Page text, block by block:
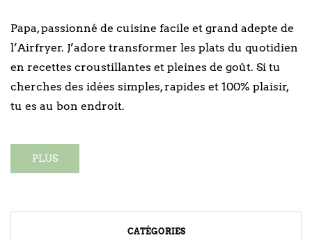
Papa, passionné de cuisine facile et grand adepte de
l’Airfryer. J’adore transformer les plats du quotidien
en recettes croustillantes et pleines de goût. Si tu
cherches des idées simples, rapides et 100% plaisir,
tu es au bon endroit.
PLUS
CATÉGORIES